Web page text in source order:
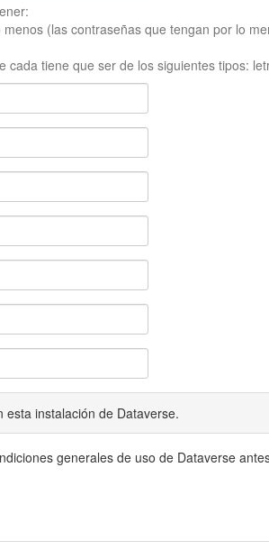
(las contraseñas que tengan por lo
cada tiene que ser de los siguientes tipos:
esta instalación de Dataverse.
generales de uso de Dataverse